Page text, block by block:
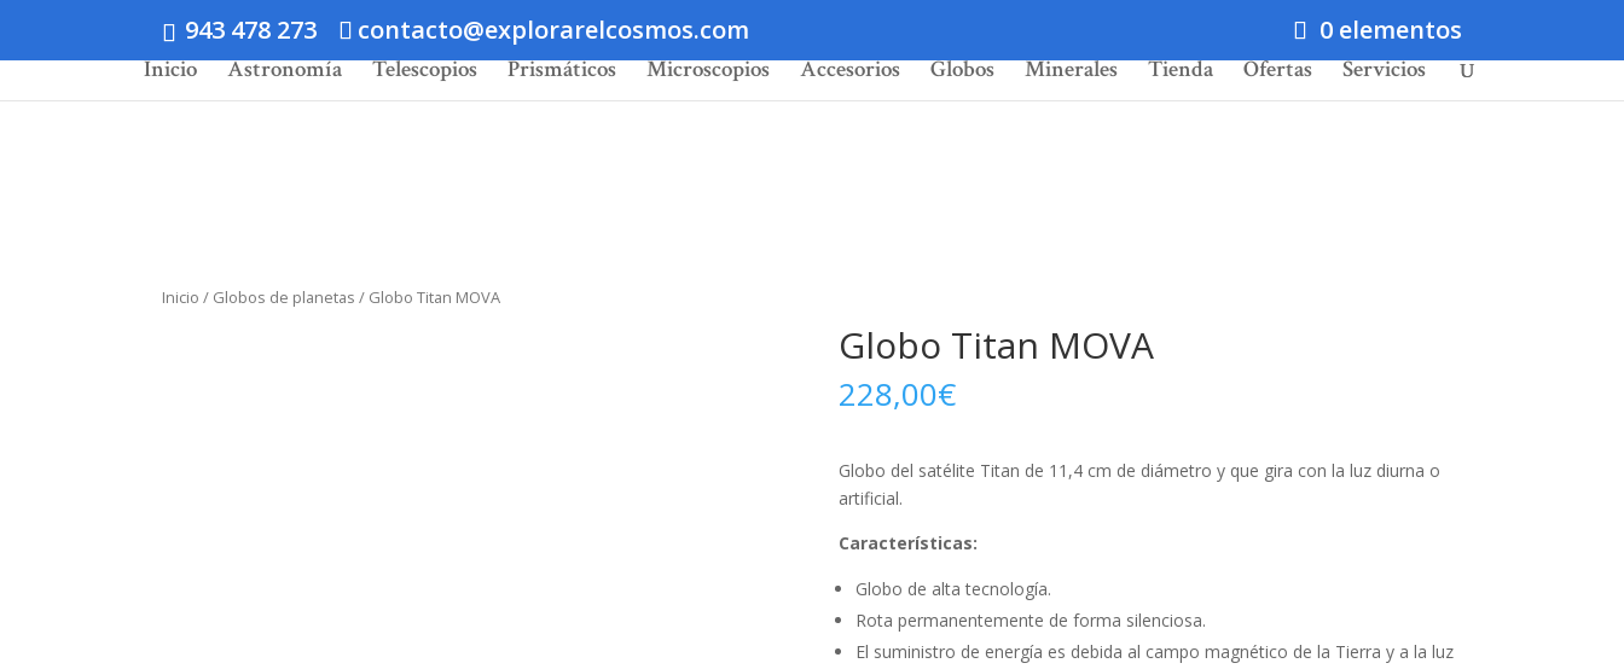
943 478 273 contacto@explorarelcosmos.com 0 elementos
Inicio Astronomía Telescopios Prismáticos Microscopios Accesorios Globos Minerales Tienda Ofertas Servicios
Inicio / Globos de planetas / Globo Titan MOVA
Globo Titan MOVA
228,00€
Globo del satélite Titan de 11,4 cm de diámetro y que gira con la luz diurna o
artificial.
Características:
Globo de alta tecnología.
Rota permanentemente de forma silenciosa.
El suministro de energía es debida al campo magnético de la Tierra y a la luz